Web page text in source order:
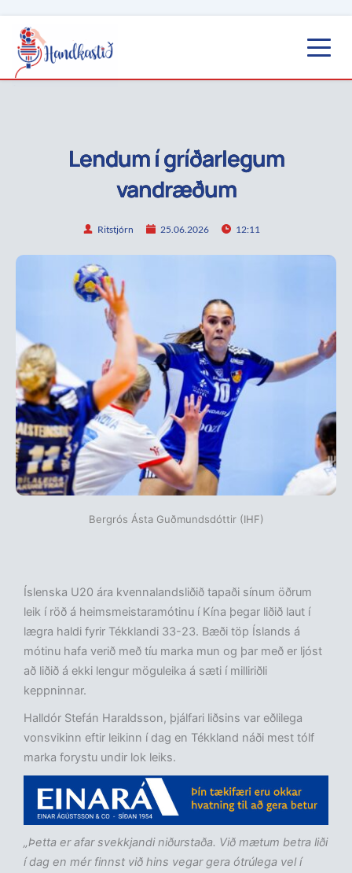
Lendum í gríðarlegum
vandræðum
Ritstjórn 25.06.2026 12:11
Bergrós Ásta Guðmundsdóttir (IHF)
Íslenska U20 ára kvennalandsliðið tapaði sínum öðrum
leik í röð á heimsmeistaramótinu í Kína þegar liðið laut í
lægra haldi fyrir Tékklandi 33-23. Bæði töp Íslands á
mótinu hafa verið með tíu marka mun og þar með er ljóst
að liðið á ekki lengur möguleika á sæti í milliriðli
keppninnar.
Halldór Stefán Haraldsson, þjálfari liðsins var eðlilega
vonsvikinn eftir leikinn í dag en Tékkland náði mest tólf
marka forystu undir lok leiks.
„Þetta er afar svekkjandi niðurstaða. Við mætum betra liði
í dag en mér finnst við hins vegar gera ótrúlega vel í